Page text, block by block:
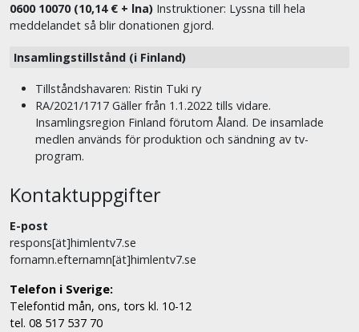
0600 10070 (10,14 € + lna) Instruktioner: Lyssna till hela
meddelandet så blir donationen gjord.
Insamlingstillstånd (i Finland)
Tillståndshavaren: Ristin Tuki ry
RA/2021/1717 Gäller från 1.1.2022 tills vidare.
Insamlingsregion Finland förutom Åland. De insamlade
medlen används för produktion och sändning av tv-
program.
Kontaktuppgifter
E-post
respons[ät]himlentv7.se
fornamn.efternamn[ät]himlentv7.se
Telefon i Sverige:
Telefontid mån, ons, tors kl. 10-12
tel. 08 517 537 70